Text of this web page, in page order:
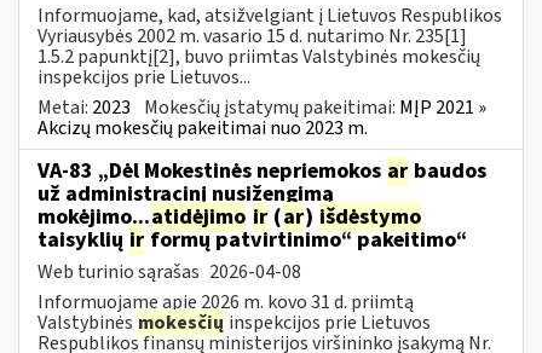
Informuojame, kad, atsižvelgiant į Lietuvos Respublikos
Vyriausybės 2002 m. vasario 15 d. nutarimo Nr. 235[1]
1.5.2 papunktį[2], buvo priimtas Valstybinės mokesčių
inspekcijos prie Lietuvos...
Metai: 2023 Mokesčių įstatymų pakeitimai: MĮP 2021 »
Akcizų mokesčių pakeitimai nuo 2023 m.
VA-83 „Dėl Mokestinės nepriemokos ar baudos
už administracinį nusižengimą
mokėjimo...atidėjimo ir (ar) išdėstymo
taisyklių ir formų patvirtinimo“ pakeitimo“
Web turinio sąrašas 2026-04-08
Informuojame apie 2026 m. kovo 31 d. priimtą
Valstybinės mokesčių inspekcijos prie Lietuvos
Respublikos finansų ministerijos viršininko įsakymą Nr.